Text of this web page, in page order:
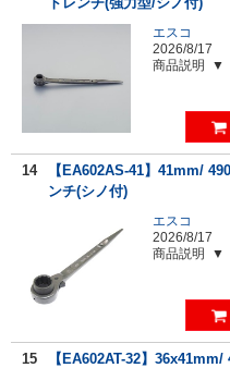
エスコ
2026/8/17
商品説明
14
【EA602AS-41】41mm/
ンチ(シノ付)
エスコ
2026/8/17
商品説明
15
【EA602AT-32】